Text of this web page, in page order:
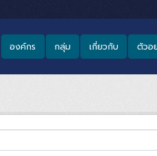
องค์กร กลุ่ม เกี่ยวกับ ตัวอ